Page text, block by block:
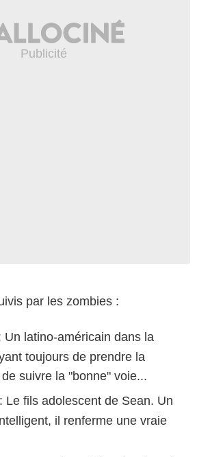
par les zombies :
Un latino-américain dans la
toujours de prendre la
suivre la "bonne" voie...
: Le fils adolescent de Sean. Un
il renferme une vraie